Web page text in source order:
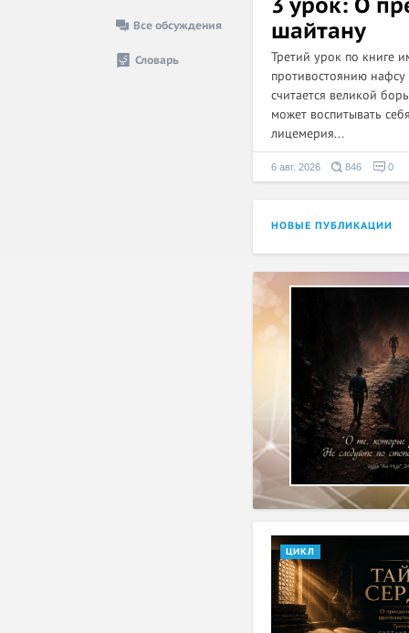
Все обсуждения
Словарь
3 урок: О
шайтану
Третий урок по книге
противостоянию
считается великой
может воспитывать
лицемерия...
6 авг. 2026 846 0
НОВЫЕ ПУБЛИКАЦИИ
ЦИКЛ